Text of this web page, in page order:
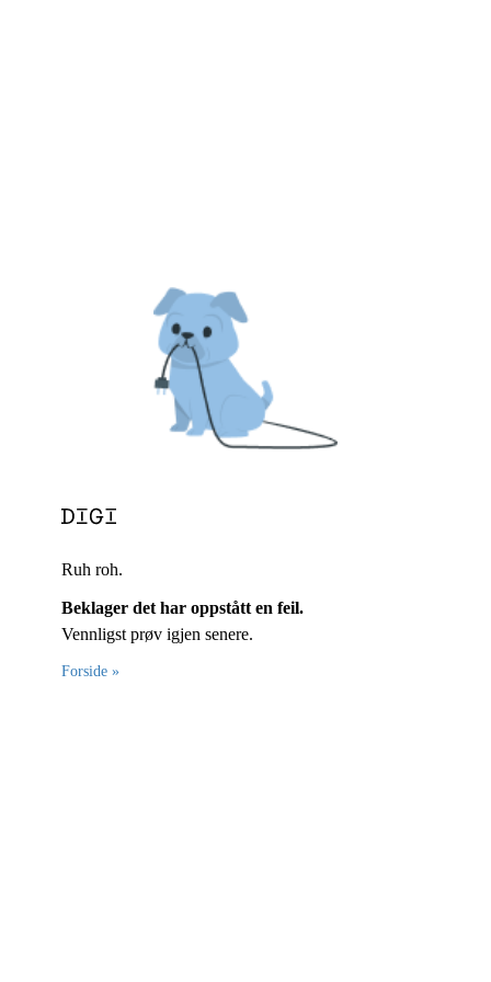
Ruh roh.
Beklager det har oppstått en feil.
Vennligst prøv igjen senere.
Forside »